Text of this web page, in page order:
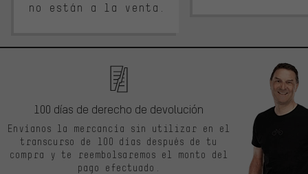
no están a la venta.
100 días de derecho de devolución
Envíanos la mercancía sin utilizar en el
transcurso de 100 días después de tu
compra y te reembolsaremos el monto del
pago efectuado.